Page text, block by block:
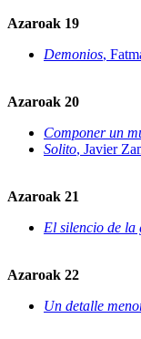
Azaroak 19
Demonios,
Azaroak 20
Componer un
Solito, Javier
Azaroak 21
El silencio de la
Azaroak 22
Un detalle